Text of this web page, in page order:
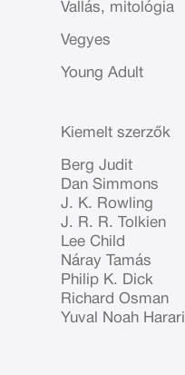
Vallás, mitológia
Vegyes
Young Adult
Kiemelt szerzők
Berg Judit
Dan Simmons
J. K. Rowling
J. R. R. Tolkien
Lee Child
Náray Tamás
Philip K. Dick
Richard Osman
Yuval Noah Harari